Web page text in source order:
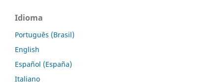
Idioma
Português (Brasil)
English
Español (España)
Italiano